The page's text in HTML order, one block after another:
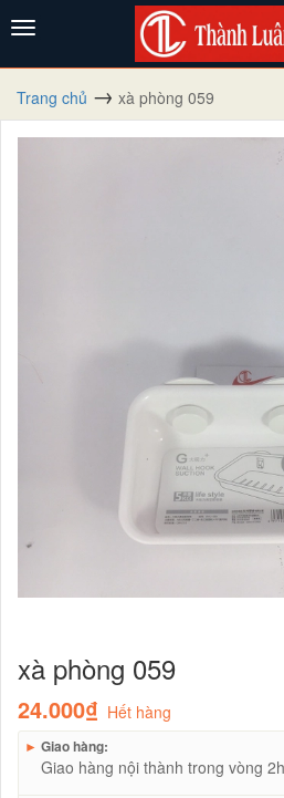
Trang chủ xà phòng 059
xà phòng 059
24.000₫ Hết hàng
► Giao hàng:
Giao hàng nội thành trong vòng